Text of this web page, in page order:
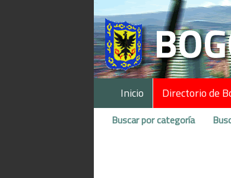
Inicio Directorio de
Buscar por categoría